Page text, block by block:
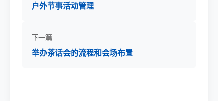
户外节事活动管理
下一篇
举办茶话会的流程和会场布置